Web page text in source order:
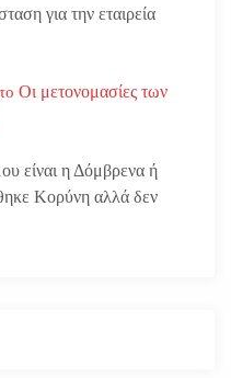
για την εταιρεία
Οι μετονομασίες των
είναι η Δόμβρενα ή
Κορύνη αλλά δεν